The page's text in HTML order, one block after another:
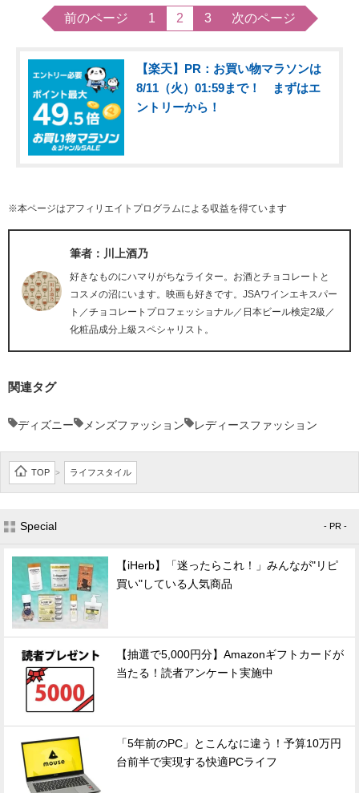
前のページ 1 2 3 次のページ
【楽天】PR：お買い物マラソンは
8/11（火）01:59まで！ まずはエ
ントリーから！
※本ページはアフィリエイトプログラムによる収益を得ています
筆者：川上酒乃
好きなものにハマりがちなライター。お酒とチョコレートと
コスメの沼にいます。映画も好きです。JSAワインエキスパー
ト／チョコレートプロフェッショナル／日本ビール検定2級／
化粧品成分上級スペシャリスト。
関連タグ
ディズニー メンズファッション レディースファッション
TOP > ライフスタイル
Special - PR -
【iHerb】「迷ったらこれ！」みんなが"リピ
買い"している人気商品
【抽選で5,000円分】Amazonギフトカードが
当たる！読者アンケート実施中
「5年前のPC」とこんなに違う！予算10万円
台前半で実現する快適PCライフ